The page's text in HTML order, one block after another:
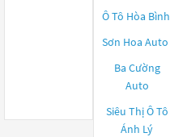
Ô Tô Hòa Bình
Sơn Hoa Auto
Ba Cường
Auto
Siêu Thị Ô Tô
Ánh Lý